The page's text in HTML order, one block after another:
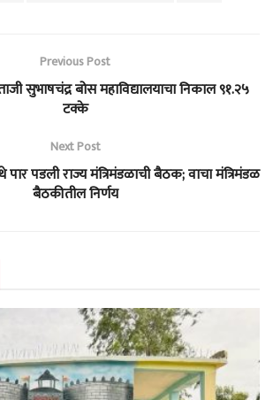
Previous Post
सुभाषचंद्र बोस महाविद्यालयाचा निकाल ९१.२५
टक्के
Next Post
पडली राज्य मंत्रिमंडळाची बैठक; वाचा मंत्रिमंडळ
बैठकीतील निर्णय